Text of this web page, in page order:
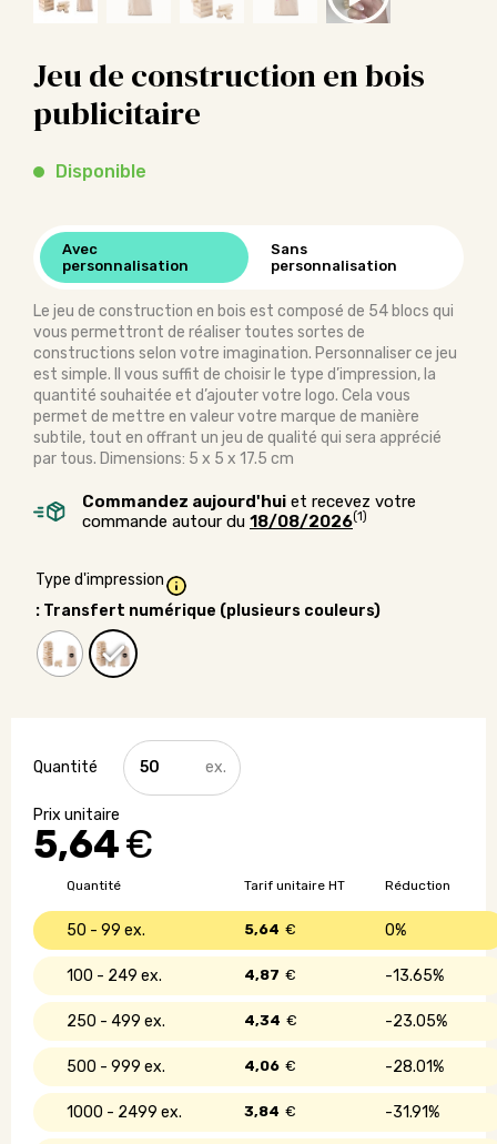
Jeu de construction en bois
publicitaire
Disponible
Avec
personnalisation
Sans
personnalisation
Le jeu de construction en bois est composé de 54 blocs qui
vous permettront de réaliser toutes sortes de
constructions selon votre imagination. Personnaliser ce jeu
est simple. Il vous suffit de choisir le type d’impression, la
quantité souhaitée et d’ajouter votre logo. Cela vous
permet de mettre en valeur votre marque de manière
subtile, tout en offrant un jeu de qualité qui sera apprécié
par tous. Dimensions: 5 x 5 x 17.5 cm
Commandez aujourd'hui et recevez votre
commande autour du 18/08/2026(1)
Type d'impression
: Transfert numérique (plusieurs couleurs)
5,64€
quantité
de
Jeu
construction
en
Quantité Réduction
Tarif unitaire HT
50 - 99 0%
5,64 €
100 - 249 13.65%
4,87 €
250 - 499 23.05%
4,34 €
500 - 999 28.01%
4,06 €
1000 - 2499 31.91%
3,84 €